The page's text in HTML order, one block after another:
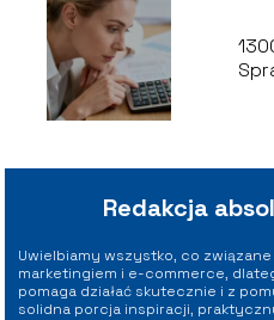
Redakcja
Uwielbiamy wszystko, co
marketingiem i e-commerce,
pomaga działać skutecznie i z
solidna porcja inspiracji,